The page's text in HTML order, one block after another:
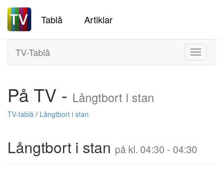
Tablå Artiklar
Toggle
TV-Tablå
På TV - Långtbort i stan
TV-tablå / Långtbort i stan
Långtbort i stan på kl. 04:30 - 04:30